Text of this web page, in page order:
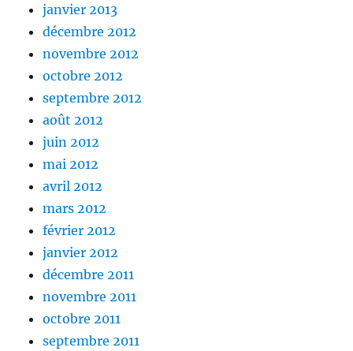
janvier 2013
décembre 2012
novembre 2012
octobre 2012
septembre 2012
août 2012
juin 2012
mai 2012
avril 2012
mars 2012
février 2012
janvier 2012
décembre 2011
novembre 2011
octobre 2011
septembre 2011